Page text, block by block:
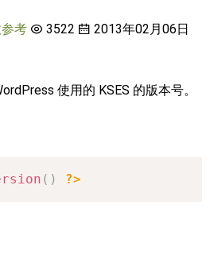
考 3522 2013年02月06日
使用的 KSES 的版本号。
( ) ?>